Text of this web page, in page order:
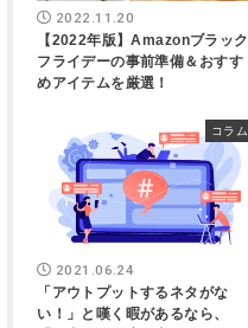
2022.11.20
【2022年版】Amazonブラック
フライデーの事前準備＆おすす
めアイテムを厳選！
コラム
2021.06.24
「アウトプットするネタがな
い！」と嘆く暇があるなら、